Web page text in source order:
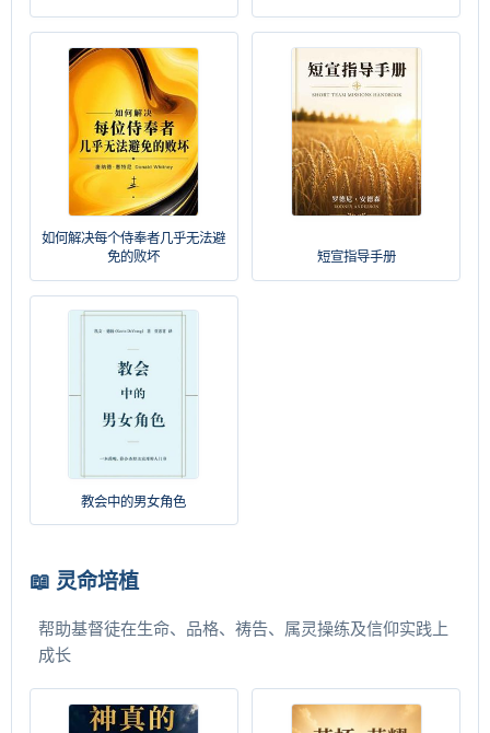
如何解决每个侍奉者几乎无法避
免的败坏
短宣指导手册
教会中的男女角色
📖 灵命培植
帮助基督徒在生命、品格、祷告、属灵操练及信仰实践上
成长